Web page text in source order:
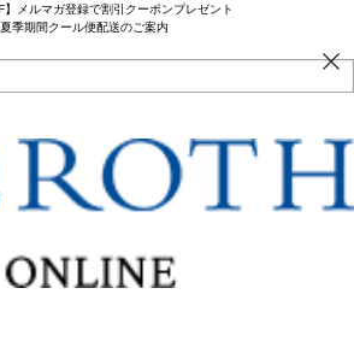
】メルマガ登録で割引クーポンプレゼント
夏季期間クール便配送のご案内